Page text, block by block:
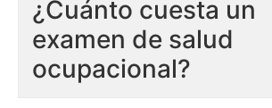
¿Cuánto cuesta un
examen de salud
ocupacional?